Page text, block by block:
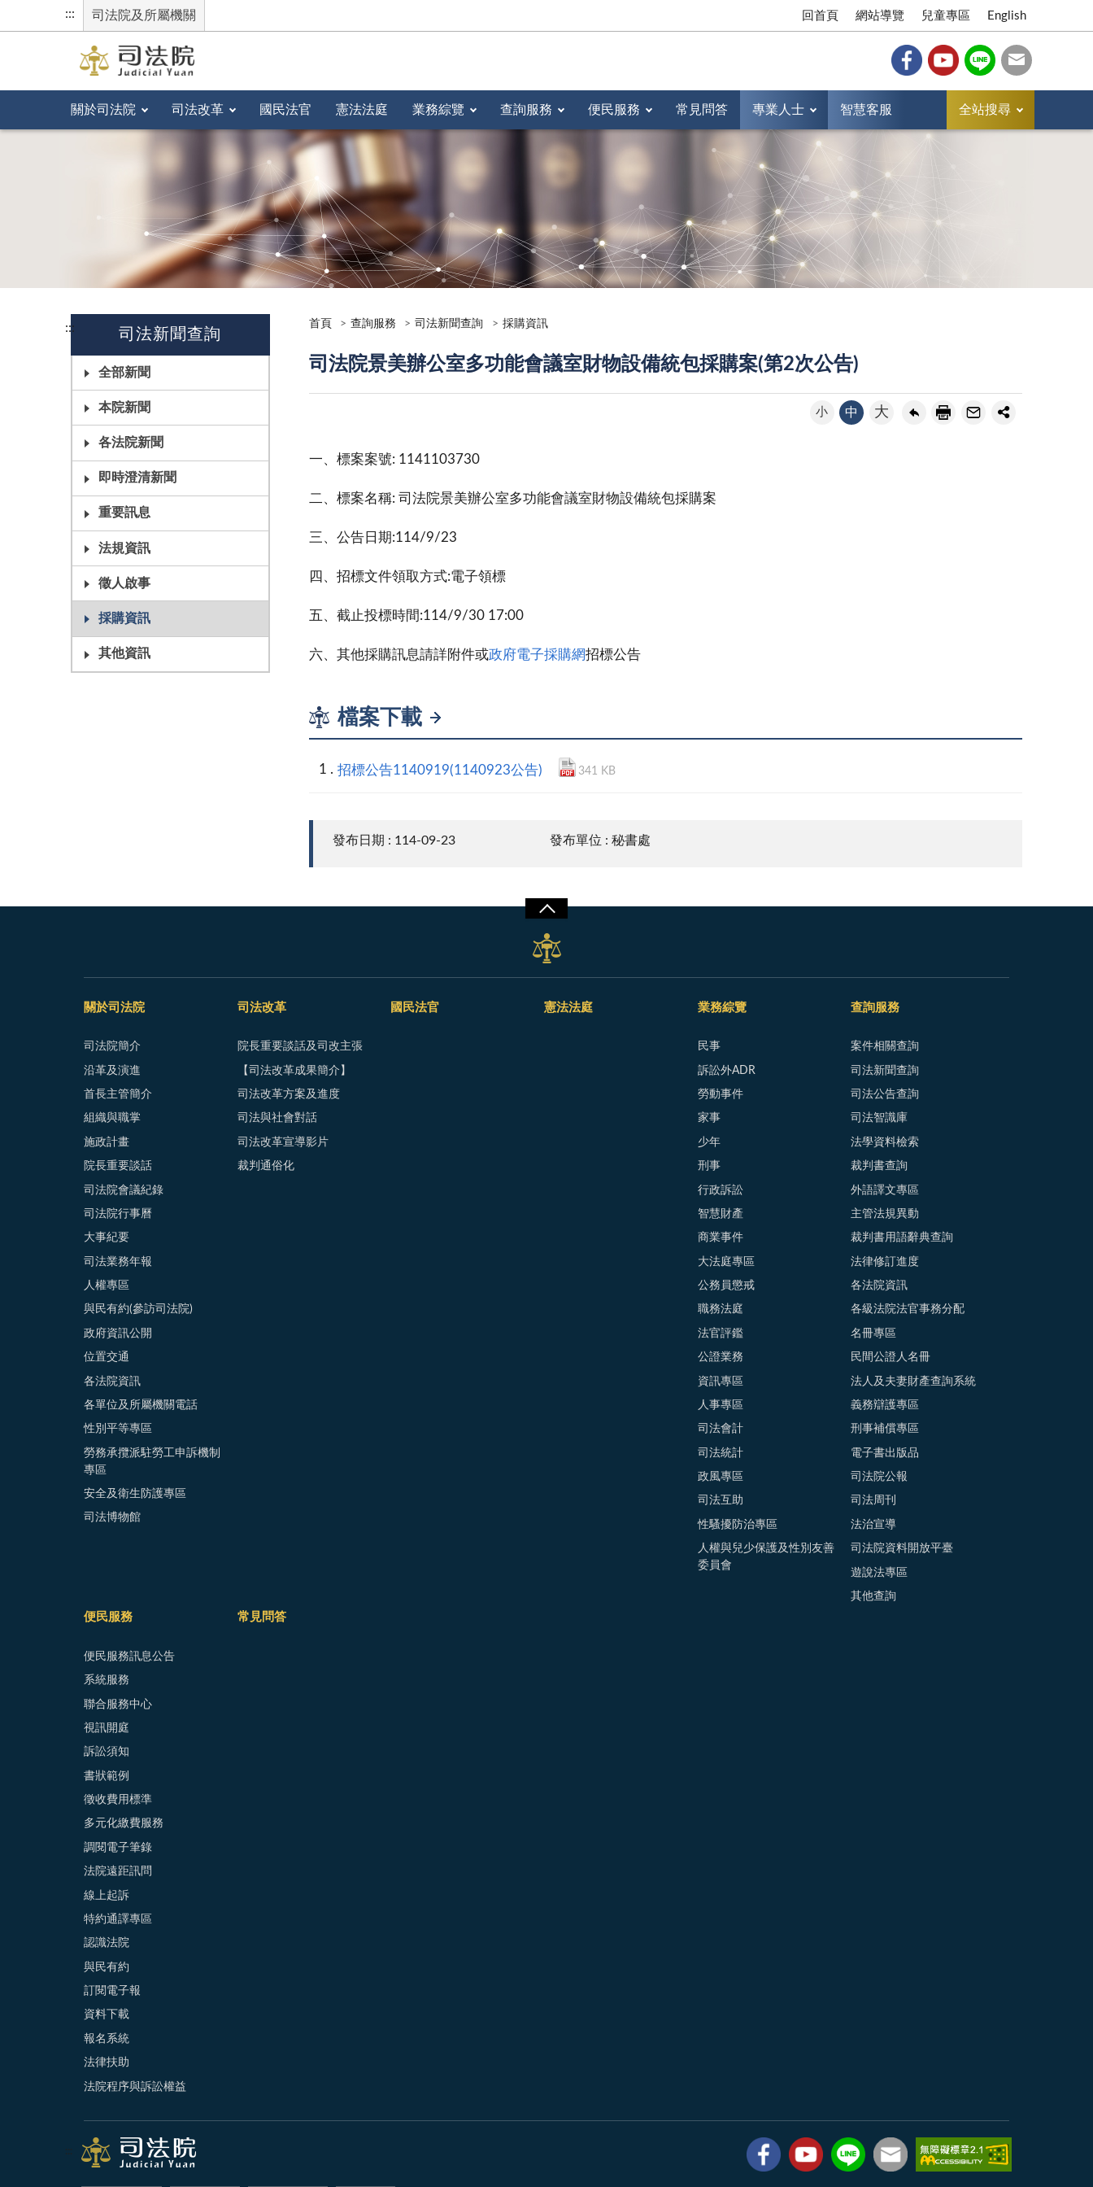
::: 司法院及所屬機關 回首頁 網站導覽 兒童專區 English
關於司法院 司法改革 國民法官 憲法法庭 業務綜覽 查詢服務 便民服務 常見問答 專業人士 智慧客服 全站搜尋
::: 司法新聞查詢
全部新聞
本院新聞
各法院新聞
即時澄清新聞
重要訊息
法規資訊
徵人啟事
採購資訊
其他資訊
首頁 查詢服務 司法新聞查詢 採購資訊
司法院景美辦公室多功能會議室財物設備統包採購案(第2次公告)
小 中 大
一、標案案號: 1141103730
二、標案名稱: 司法院景美辦公室多功能會議室財物設備統包採購案
三、公告日期:114/9/23
四、招標文件領取方式:電子領標
五、截止投標時間:114/9/30 17:00
六、其他採購訊息請詳附件或政府電子採購網招標公告
檔案下載
招標公告1140919(1140923公告) 341 KB
發布日期 : 114-09-23 發布單位 : 秘書處
關於司法院
司法院簡介
沿革及演進
首長主管簡介
組織與職掌
施政計畫
院長重要談話
司法院會議紀錄
司法院行事曆
大事紀要
司法業務年報
人權專區
與民有約(參訪司法院)
政府資訊公開
位置交通
各法院資訊
各單位及所屬機關電話
性別平等專區
勞務承攬派駐勞工申訴機制
專區
安全及衛生防護專區
司法博物館
司法改革
院長重要談話及司改主張
【司法改革成果簡介】
司法改革方案及進度
司法與社會對話
司法改革宣導影片
裁判通俗化
國民法官 憲法法庭 業務綜覽
民事
訴訟外ADR
勞動事件
家事
少年
刑事
行政訴訟
智慧財產
商業事件
大法庭專區
公務員懲戒
職務法庭
法官評鑑
公證業務
資訊專區
人事專區
司法會計
司法統計
政風專區
司法互助
性騷擾防治專區
人權與兒少保護及性別友善
委員會
查詢服務
案件相關查詢
司法新聞查詢
司法公告查詢
司法智識庫
法學資料檢索
裁判書查詢
外語譯文專區
主管法規異動
裁判書用語辭典查詢
法律修訂進度
各法院資訊
各級法院法官事務分配
名冊專區
民間公證人名冊
法人及夫妻財產查詢系統
義務辯護專區
刑事補償專區
電子書出版品
司法院公報
司法周刊
法治宣導
司法院資料開放平臺
遊說法專區
其他查詢
便民服務
便民服務訊息公告
系統服務
聯合服務中心
視訊開庭
訴訟須知
書狀範例
徵收費用標準
多元化繳費服務
調閱電子筆錄
法院遠距訊問
線上起訴
特約通譯專區
認識法院
與民有約
訂閱電子報
資料下載
報名系統
法律扶助
法院程序與訴訟權益
常見問答
:::